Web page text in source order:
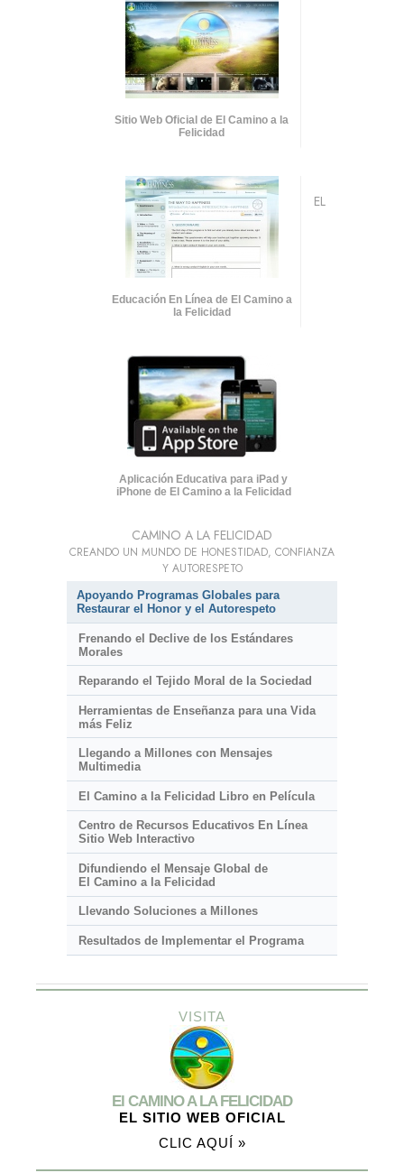
Sitio Web Oficial de El Camino a la
Felicidad
Educación En Línea de El Camino a
la Felicidad
Aplicación Educativa para iPad y
iPhone de El Camino a la Felicidad
EL
CAMINO A LA FELICIDAD
CREANDO UN MUNDO DE HONESTIDAD, CONFIANZA
Y AUTORESPETO
Apoyando Programas Globales para
Restaurar el Honor y el Autorespeto
Frenando el Declive de los Estándares
Morales
Reparando el Tejido Moral de la Sociedad
Herramientas de Enseñanza para una Vida
más Feliz
Llegando a Millones con Mensajes
Multimedia
El Camino a la Felicidad Libro en Película
Centro de Recursos Educativos En Línea
Sitio Web Interactivo
Difundiendo el Mensaje Global de
El Camino a la Felicidad
Llevando Soluciones a Millones
Resultados de Implementar el Programa
VISITA
El CAMINO A LA FELICIDAD
EL SITIO WEB OFICIAL
CLIC AQUÍ »